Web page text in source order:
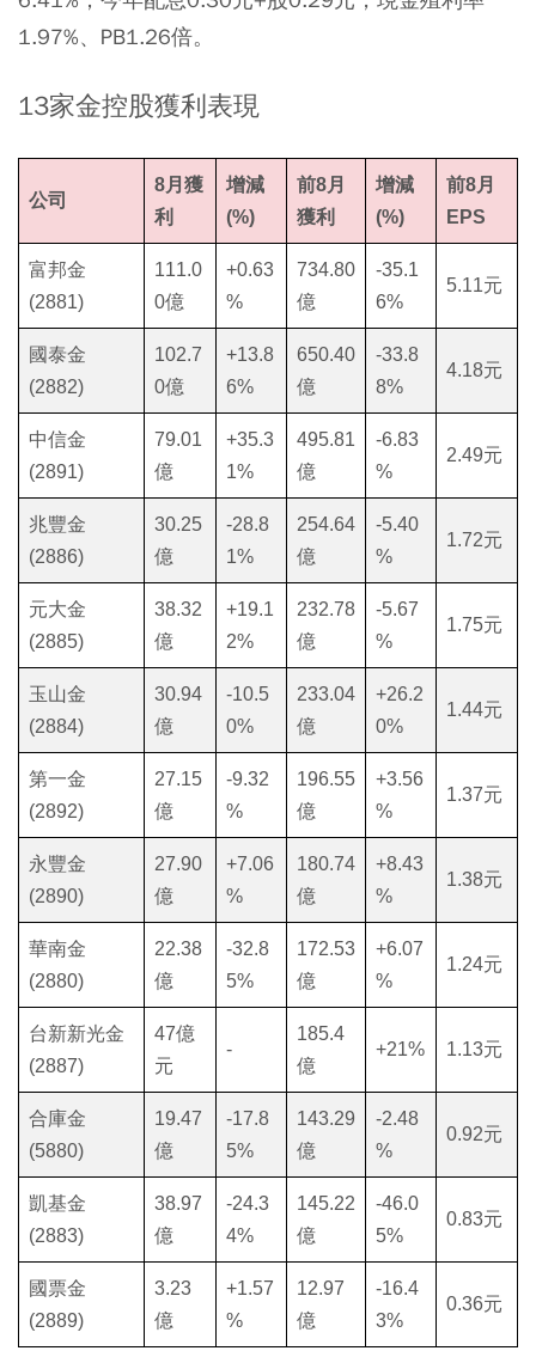
1.97%、PB1.26倍。
13家金控股獲利表現
公司
8月獲
利
增減
(%)
前8月
獲利
增減
(%)
前8月
EPS
富邦金
(2881)
111.0
0億
+0.63
%
734.80
億
-35.1
6%
5.11元
國泰金
(2882)
102.7
0億
+13.8
6%
650.40
億
-33.8
8%
4.18元
中信金
(2891)
79.01
億
+35.3
1%
495.81
億
-6.83
%
2.49元
兆豐金
(2886)
30.25
億
-28.8
1%
254.64
億
-5.40
%
1.72元
元大金
(2885)
38.32
億
+19.1
2%
232.78
億
-5.67
%
1.75元
玉山金
(2884)
30.94
億
-10.5
0%
233.04
億
+26.2
0%
1.44元
第一金
(2892)
27.15
億
-9.32
%
196.55
億
+3.56
%
1.37元
永豐金
(2890)
27.90
億
+7.06
%
180.74
億
+8.43
%
1.38元
華南金
(2880)
22.38
億
-32.8
5%
172.53
億
+6.07
%
1.24元
台新新光金
(2887)
47億
元
-
185.4
億
+21% 1.13元
合庫金
(5880)
19.47
億
-17.8
5%
143.29
億
-2.48
%
0.92元
凱基金
(2883)
38.97
億
-24.3
4%
145.22
億
-46.0
5%
0.83元
國票金
(2889)
3.23
億
+1.57
%
12.97
億
-16.4
3%
0.36元